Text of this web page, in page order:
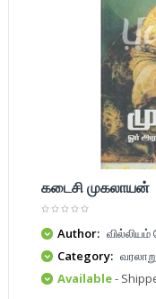
கடைசி முகலாயன்
Author: வில்லியம்
Category: வரலாறு
Available-